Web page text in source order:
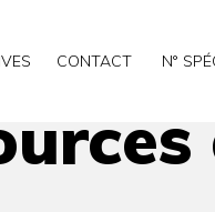
CONTACT N°